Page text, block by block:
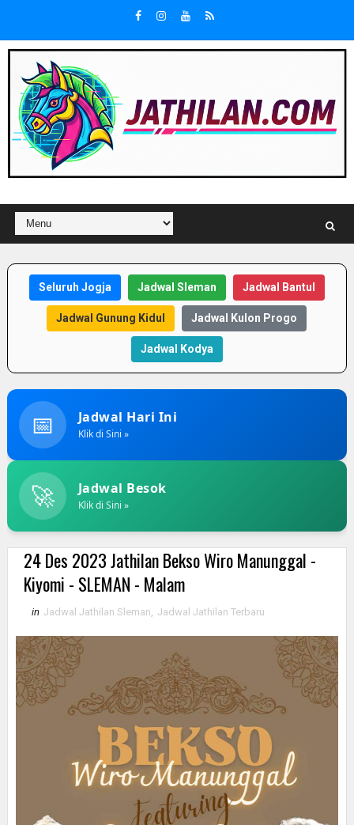
Seluruh Jogja Jadwal Sleman Jadwal Bantul
Jadwal Gunung Kidul Jadwal Kulon Progo
Jadwal Kodya
📅 Jadwal Hari Ini
Klik di Sini »
🚀 Jadwal Besok
Klik di Sini »
24 Des 2023 Jathilan Bekso Wiro Manunggal -
Kiyomi - SLEMAN - Malam
in Jadwal Jathilan Sleman Jadwal Jathilan Terbaru